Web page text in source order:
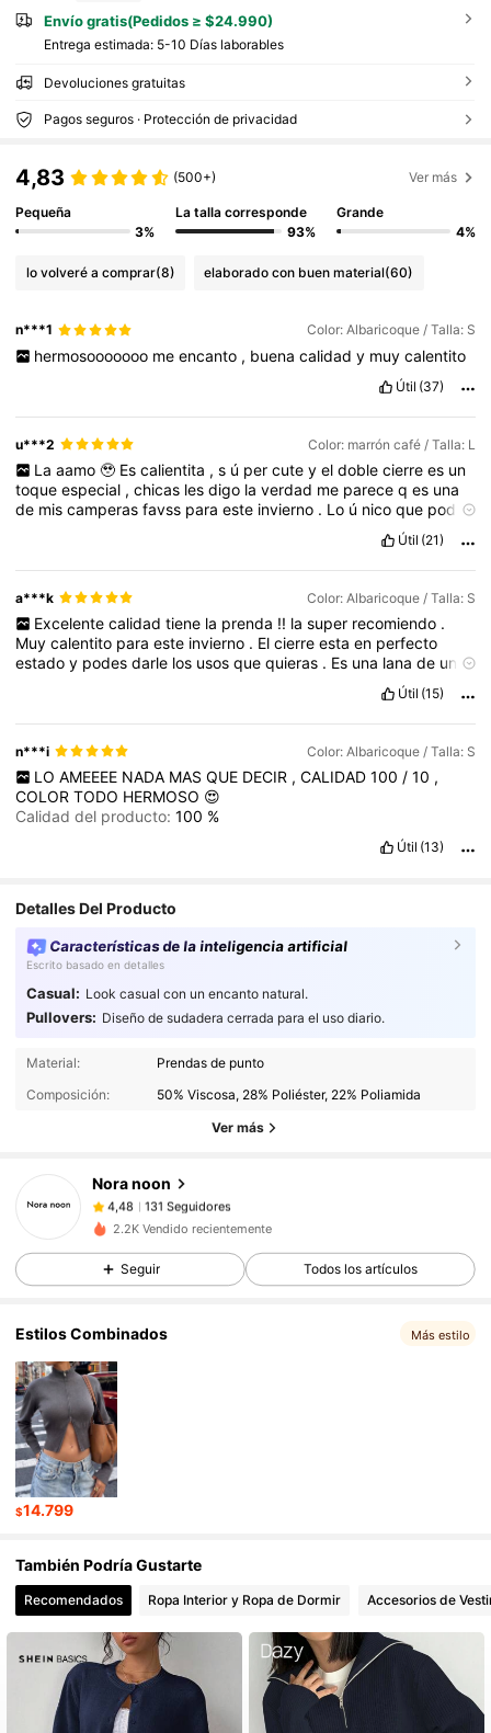
Envío gratis(Pedidos ≥ $24.990)
Entrega estimada: 5-10 Días laborables
Devoluciones gratuitas
Pagos seguros · Protección de privacidad
4,83 (500+) Ver más
Pequeña
3%
La talla corresponde
93%
Grande
4%
lo volveré a comprar(8) elaborado con buen material(60)
n***1 Color: Albaricoque / Talla: S
hermosooooooo me encanto , buena calidad y muy calentito
Útil (37)
u***2 Color: marrón café / Talla: L
La aamo 🥹 Es calientita , s ú per cute y el doble cierre es un
toqueespecial ,chicas lesdigo laverdad me pareceqes una
de miscamperasfavss paraeste invierno . Lo ú nicoque podrí
y
paraqme
quedaraoversizedcómoamímegusta.Paraunaguía,
1 57 ypeso
Útil (21)
a***k Color: Albaricoque / Talla: S
Excelente calidad tiene la prenda !! la super recomiendo .
Muycalentito paraeste invierno . Elcierreestaen perfecto
estadoy podesdarle los usosquequieras . Es una lanade una
Útil (15)
n***i Color: Albaricoque / Talla: S
LO AMEEEE NADA MAS QUE DECIR , CALIDAD 100 / 10 ,
COLORTODO HERMOSO 😍
Calidad del producto:100 %
Útil (13)
Detalles Del Producto
Características de la inteligencia artificial
Escrito basado en detalles
Casual: Look casual con un encanto natural.
Pullovers: Diseño de sudadera cerrada para el uso diario.
Material:
Prendas de punto
Composición:
50% Viscosa, 28% Poliéster, 22% Poliamida
Ver más
Nora noon
131 Seguidores
131 Seguidores
4,48 131 Seguidores
4,48 131 Seguidores
4,48
4,48
4,48 131 Seguidores
4,48 131 Seguidores
4,48 131 Seguidores
2.2K Vendido recientemente
Seguir Todos los artículos
Estilos Combinados Más estilo
$14.799
También Podría Gustarte
Recomendados Ropa Interior y Ropa de Dormir Accesorios de